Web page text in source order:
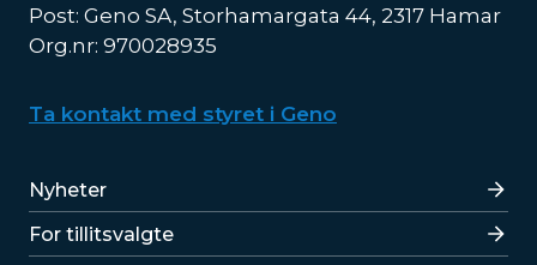
Post: Geno SA, Storhamargata 44, 2317 Hamar
Org.nr: 970028935
Ta kontakt med styret i Geno
Lenker
Nyheter
For tillitsvalgte